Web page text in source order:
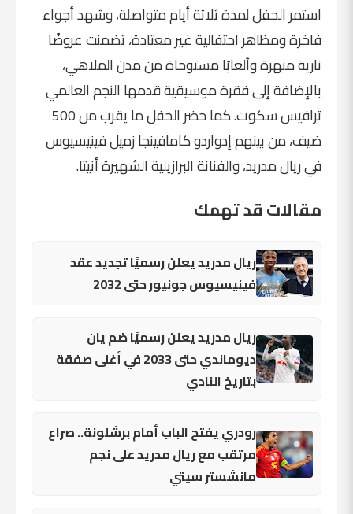
استمر الحفل لمدة ثلاثة أيام متواصلة، وشهد أجواء
فاخرة ومظاهر احتفالية غير معتادة، تضمنت عروضًا
نارية مبهرة وألعابًا مستوحاة من مدن الملاهي،
بالإضافة إلى فقرة موسيقية قدمها النجم العالمي
ترافيس سكوت. كما حضر الحفل ما يقرب من 500
ضيف، من بينهم إدواردو كامافينجا زميل فينيسيوس
في ريال مدريد، والفنانة البرازيلية الشهيرة أنيتا.
مقالات قد تهمك
ريال مدريد يعلن رسميًا تجديد عقد
فينيسيوس جونيور حتى 2032
ريال مدريد يعلن رسميًا ضم يان
ديوماندي حتى 2033 في أغلى صفقة
بتاريخ النادي
رودري يفتح الباب أمام برشلونة.. صراع
مرتقب مع ريال مدريد على نجم
مانشستر سيتي